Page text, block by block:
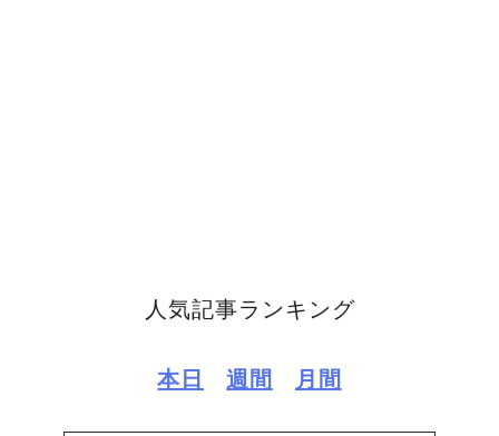
人気記事ランキング
本日 週間 月間